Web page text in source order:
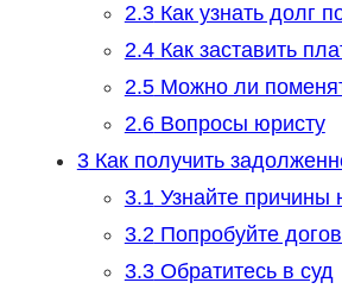
2.3Как узнать долг
2.4Как заставить
2.5Можно ли
2.6Вопросы юристу
3Как получить
3.1Узнайте причины
3.2Попробуйте
3.3Обратитесь в суд